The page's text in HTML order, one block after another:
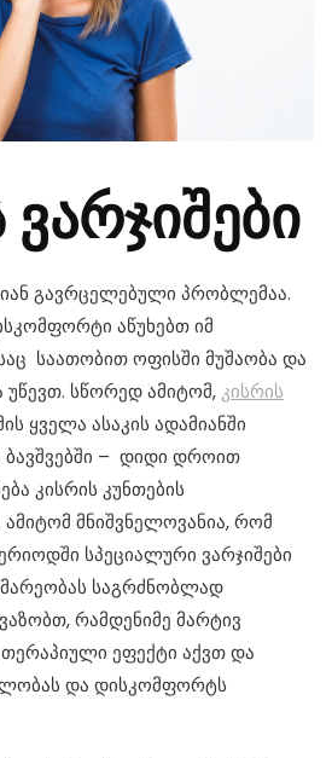
გავრცელებული პრობლემაა.
აწუხებთ იმ
საათობით ოფისში მუშაობა და
სწორედ ამიტომ,კისრის
ყველა ასაკის ადამიანში
ბავშვებში – დიდი დროით
კისრის კუნთების
მნიშვნელოვანია, რომ
სპეციალური ვარჯიშები
საგრძნობლად
რამდენიმე მარტივ
ეფექტი აქვთ და
და დისკომფორტს